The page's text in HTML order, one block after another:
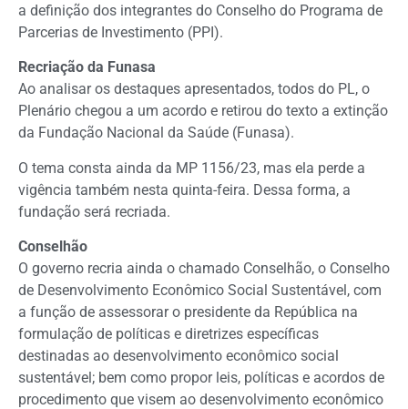
a definição dos integrantes do Conselho do Programa de
Parcerias de Investimento (PPI).
Recriação da Funasa
Ao analisar os destaques apresentados, todos do PL, o
Plenário chegou a um acordo e retirou do texto a extinção
da Fundação Nacional da Saúde (Funasa).
O tema consta ainda da MP 1156/23, mas ela perde a
vigência também nesta quinta-feira. Dessa forma, a
fundação será recriada.
Conselhão
O governo recria ainda o chamado Conselhão, o Conselho
de Desenvolvimento Econômico Social Sustentável, com
a função de assessorar o presidente da República na
formulação de políticas e diretrizes específicas
destinadas ao desenvolvimento econômico social
sustentável; bem como propor leis, políticas e acordos de
procedimento que visem ao desenvolvimento econômico